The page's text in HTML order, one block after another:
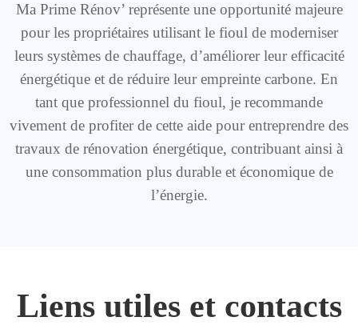
Ma Prime Rénov’ représente une opportunité majeure
pour les propriétaires utilisant le fioul de moderniser
leurs systèmes de chauffage, d’améliorer leur efficacité
énergétique et de réduire leur empreinte carbone. En
tant que professionnel du fioul, je recommande
vivement de profiter de cette aide pour entreprendre des
travaux de rénovation énergétique, contribuant ainsi à
une consommation plus durable et économique de
l’énergie.
Liens utiles et contacts